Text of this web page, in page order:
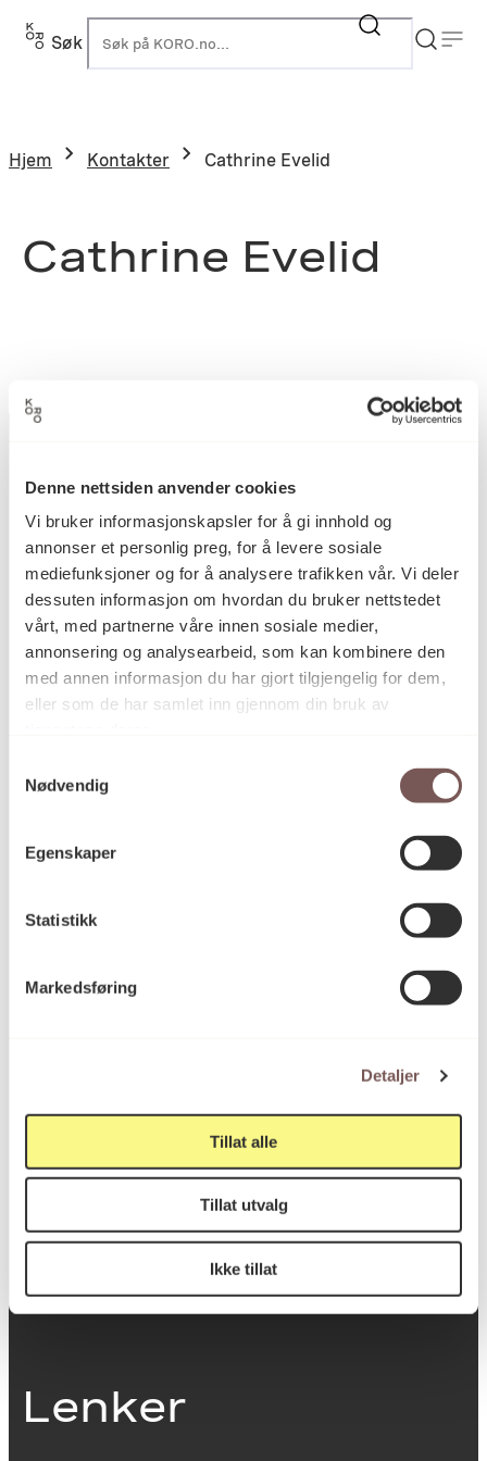
Denne nettsiden anvender cookies
Vi bruker informasjonskapsler for å gi innhold og
annonser et personlig preg, for å levere sosiale
mediefunksjoner og for å analysere trafikken vår. Vi deler
dessuten informasjon om hvordan du bruker nettstedet
vårt, med partnerne våre innen sosiale medier,
annonsering og analysearbeid, som kan kombinere den
med annen informasjon du har gjort tilgjengelig for dem,
eller som de har samlet inn gjennom din bruk av
Nødvendig
Egenskaper
Statistikk
Markedsføring
Detaljer
Tillat alle
Tillat utvalg
Ikke tillat
Søk
Hjem Kontakter Cathrine Evelid
Cathrine Evelid
Postadresse
Postboks 6994
St. Olavs plass
0130 Oslo
post@koro.no
Besøksadresse
Victoria Terrasse 11
0251 Oslo
Viktig info
Utbetaling og fakturering
Om opphavsrett
Dokumentasjonsskjema
Last ned logo
Lenker